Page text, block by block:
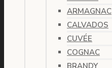
ARMAGNAC
CALVADOS
CUVÉE
COGNAC
BRANDY